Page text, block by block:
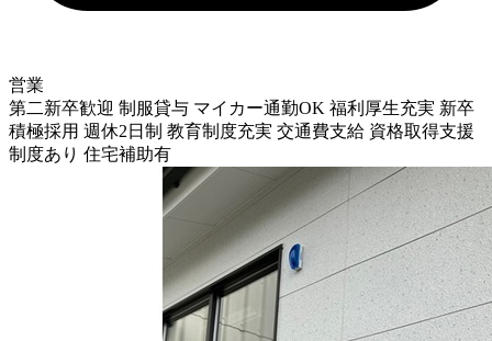
営業
第二新卒歓迎 制服貸与 マイカー通勤OK 福利厚生充実 新卒
積極採用 週休2日制 教育制度充実 交通費支給 資格取得支援
制度あり 住宅補助有